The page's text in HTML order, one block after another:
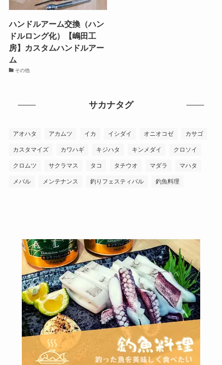
ハンドルアーム交換（ハン
ドルロング化）【嶋田工
房】カスタムハンドルアー
ム
その他
サカナタグ
アオハタ アカムツ イカ イシダイ オニオコゼ カサゴ
カスタマイズ カワハギ キジハタ キンメダイ クロソイ
クロムツ サクラマス タコ タチウオ マダラ マハタ
メバル メンテナンス 釣りフェスティバル 釣魚料理